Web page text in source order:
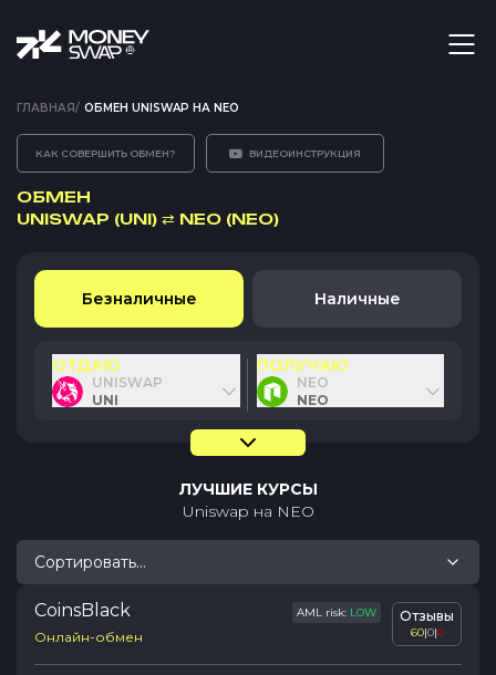
ГЛАВНАЯ/ ОБМЕН UNISWAP НА NEO
КАК СОВЕРШИТЬ ОБМЕН? ВИДЕОИНСТРУКЦИЯ
ОБМЕН
UNISWAP (UNI) ⇄ NEO (NEO)
Безналичные Наличные
ОТДАЮ
UNISWAP
UNI
ПОЛУЧАЮ
NEO
NEO
ЛУЧШИЕ КУРСЫ
Uniswap на NEO
Сортировать...
CoinsBlack AML risk: LOW
Онлайн-обмен
Отзывы
60|0|0